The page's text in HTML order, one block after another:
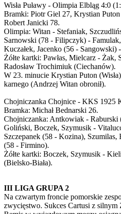
Wisła Puławy - Olimpia Elbląg 4:0
Bramki: Piotr Giel 27, Krystian
Robert Janicki 78.
Olimpia: Witan - Stefaniak,
Sarnowski (78 - Filipczyk) -
Kuczałek, Jacenko (56 - Sangowski)
Żółte kartki: Pawłas, Mielcarz - Żak,
Radosław Trochimiuk (Ciechanów).
W 23. minucie Krystian Puton
karnego (Andrzej Witan obronił).
Chojniczanka Chojnice - KKS 1925
Bramka: Michał Bednarski 26.
Chojniczanka: Antkowiak - Raburski
Goliński, Boczek, Szymusik -
Szczepanek (58 - Kozina), Szumilas,
(58 - Firmino).
Żółte kartki: Boczek, Szymusik -
(Bielsko-Biała).
III LIGA GRUPA 2
Na czwartym froncie pomorskie
zwycięstwo. Sukces Cartusi z silnym